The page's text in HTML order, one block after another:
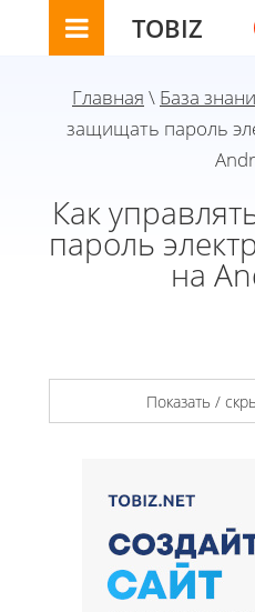
TOBIZ
Главная \ База
защищать пароль
Как
пароль
на
Показать /